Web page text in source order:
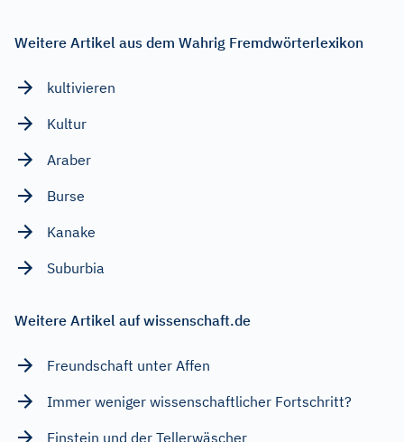
Weitere Artikel aus dem Wahrig Fremdwörterlexikon
kultivieren
Kultur
Araber
Burse
Kanake
Suburbia
Weitere Artikel auf wissenschaft.de
Freundschaft unter Affen
Immer weniger wissenschaftlicher Fortschritt?
Einstein und der Tellerwäscher